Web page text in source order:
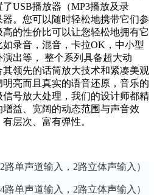
USB播放器（MP3播放及录
。您可以随时轻松地携带它们参
的性价比可以让您轻松地拥有它
录音，混音，卡拉OK，中小型
出等， 整个系列具备超大动
领先的话筒放大技术和紧凑美观
亮而且真实的语音还原，音乐的
号放大处理，我们的设计师都精
增益、宽阔的动态范围与声音效
层次、富有弹性。
单声道输入，2路立体声输入）
单声道输入，2路立体声输入）